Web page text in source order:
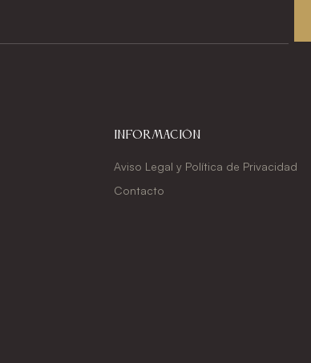
Información
Aviso Legal y Política de Privacidad
Contacto